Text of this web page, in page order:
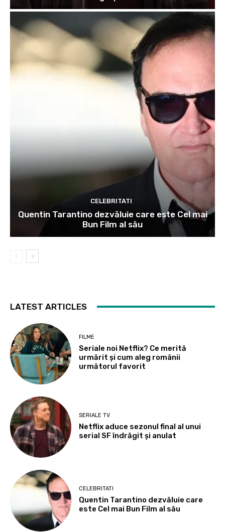
CELEBRITATI
Quentin Tarantino dezvăluie care este Cel mai
Bun Film al său
LATEST ARTICLES
FILME
Seriale noi Netflix? Ce merită
urmărit și cum aleg românii
următorul favorit
SERIALE TV
Netflix aduce sezonul final al unui
serial SF îndrăgit și anulat
CELEBRITATI
Quentin Tarantino dezvăluie care
este Cel mai Bun Film al său